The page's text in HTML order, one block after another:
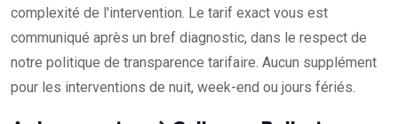
complexité de l'intervention. Le tarif exact vous est
communiqué après un bref diagnostic, dans le respect de
notre politique de transparence tarifaire. Aucun supplément
pour les interventions de nuit, week-end ou jours fériés.